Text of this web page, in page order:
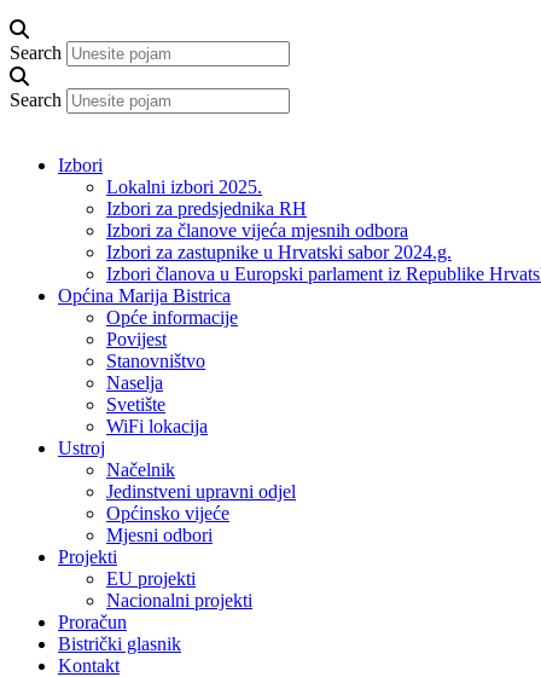
Search
Search
Izbori
Lokalni izbori 2025.
Izbori za predsjednika RH
Izbori za članove vijeća mjesnih odbora
Izbori za zastupnike u Hrvatski sabor 2024.g.
Izbori članova u Europski parlament iz Republike
Općina Marija Bistrica
Opće informacije
Povijest
Stanovništvo
Naselja
Svetište
WiFi lokacija
Ustroj
Načelnik
Jedinstveni upravni odjel
Općinsko vijeće
Mjesni odbori
Projekti
EU projekti
Nacionalni projekti
Proračun
Bistrički glasnik
Kontakt